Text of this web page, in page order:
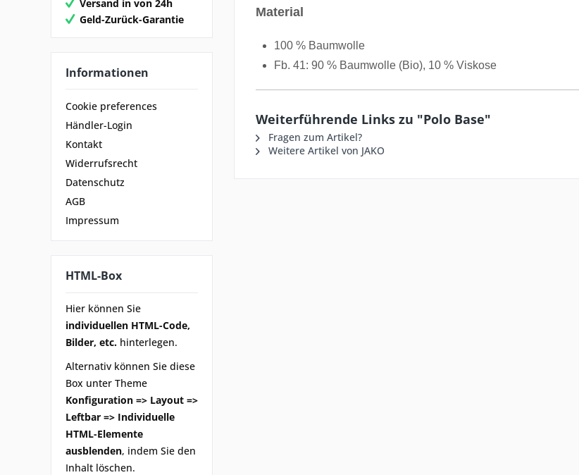
Versand in von 24h
Geld-Zurück-Garantie
Informationen
Cookie preferences
Händler-Login
Kontakt
Widerrufsrecht
Datenschutz
AGB
Impressum
HTML-Box
Hier können Sie
individuellen HTML-Code,
Bilder, etc. hinterlegen.
Alternativ können Sie diese
Box unter Theme
Konfiguration => Layout =>
Leftbar => Individuelle
HTML-Elemente
ausblenden, indem Sie den
Inhalt löschen.
Material
100 % Baumwolle
Fb. 41: 90 % Baumwolle (Bio), 10 % Viskose
Weiterführende Links zu "Polo Base"
Fragen zum Artikel?
Weitere Artikel von JAKO